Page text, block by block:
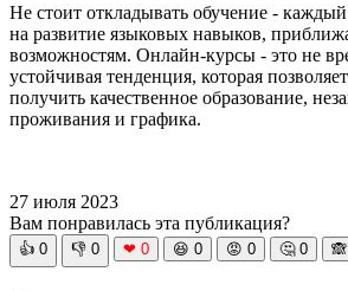
Не стоит откладывать обучение -
на развитие языковых навыков,
возможностям. Онлайн-курсы - это не
устойчивая тенденция, которая
получить качественное образование,
проживания и графика.
27 июля 2023
Вам понравилась эта публикация?
👍 0 👎 0 ❤ 0 😆 0 😡 0 🤔 0 🙈